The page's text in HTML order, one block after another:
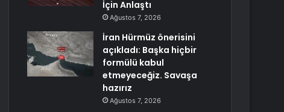
İçin Anlaştı
Ağustos 7, 2026
İran Hürmüz önerisini
açıkladı: Başka hiçbir
formülü kabul
etmeyeceğiz. Savaşa
hazırız
Ağustos 7, 2026